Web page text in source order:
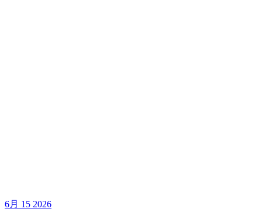
6月 15 2026